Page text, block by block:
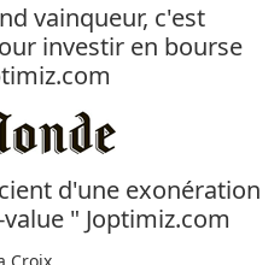
vainqueur, c'est
investir en bourse
d'une exonération
" Joptimiz.com